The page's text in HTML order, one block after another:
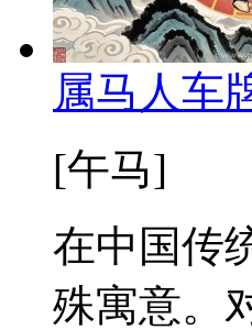
属马人车
[午马]
在中国传
殊寓意。